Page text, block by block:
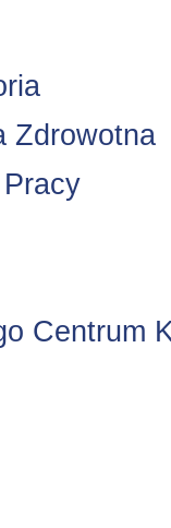
Zdrowotna
Centrum